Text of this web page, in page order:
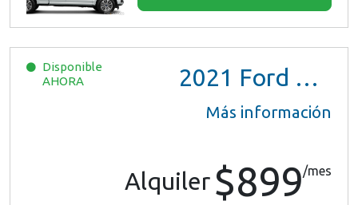
Disponible
AHORA
2021 Ford Ranger XL Ext Cab
Más información
Alquiler $899/mes